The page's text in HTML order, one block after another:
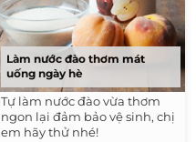
Làm nước đào thơm mát
uống ngày hè
Tự làm nước đào vừa thơm
ngon lại đảm bảo vệ sinh, chị
em hãy thử nhé!